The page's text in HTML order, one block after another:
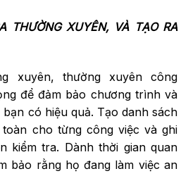
THƯỜNG XUYÊN, VÀ TẠO RA
xuyên, thường xuyên công
để đảm bảo chương trình và
có hiệu quả. Tạo danh sách
cho từng công việc và ghi
kiểm tra. Dành thời gian quan
bảo rằng họ đang làm việc an